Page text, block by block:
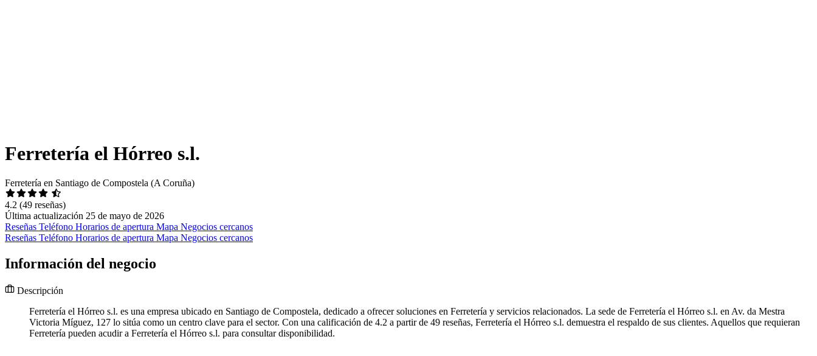
Ferretería el Hórreo s.l.
Ferretería en Santiago de Compostela (A Coruña)
4.2 (49 reseñas)
Última actualización 25 de mayo de 2026
Reseñas Teléfono Horarios de apertura Mapa Negocios cercanos
Reseñas Teléfono Horarios de apertura Mapa Negocios cercanos
Información del negocio
Descripción
Ferretería el Hórreo s.l. es una empresa ubicado en Santiago de Compostela, dedicado a ofrecer soluciones en Ferretería y servicios relacionados. La sede de Ferretería el Hórreo s.l. en Av. da Mestra
Victoria Míguez, 127 lo sitúa como un centro clave para el sector. Con una calificación de 4.2 a partir de 49 reseñas, Ferretería el Hórreo s.l. demuestra el respaldo de sus clientes. Aquellos que requieran
Ferretería pueden acudir a Ferretería el Hórreo s.l. para consultar disponibilidad.